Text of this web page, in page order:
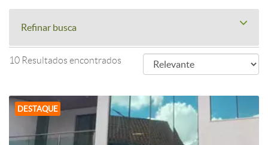
Refinar busca
10 Resultados encontrados
DESTAQUE